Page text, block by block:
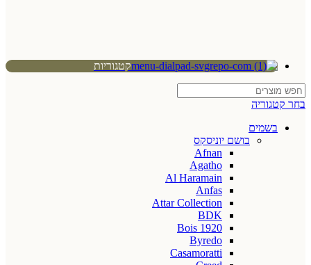
קטגוריות
בחר קטגוריה
בשמים
בושם יוניסקס
Afnan
Agatho
Al Haramain
Anfas
Attar Collection
BDK
Bois 1920
Byredo
Casamoratti